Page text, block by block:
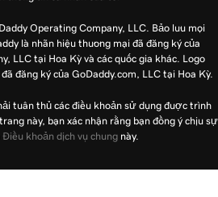
Operating Company, LLC. Bảo lưu mọi
là nhãn hiệu thương mại đã đăng ký của
LLC tại Hoa Kỳ và các quốc gia khác. Logo
đăng ký của GoDaddy.com, LLC tại Hoa Kỳ.
tuân thủ các điều khoản sử dụng được trình
này, bạn xác nhận rằng bạn đồng ý chịu sự
Điều khoản dịch vụ chungnày.